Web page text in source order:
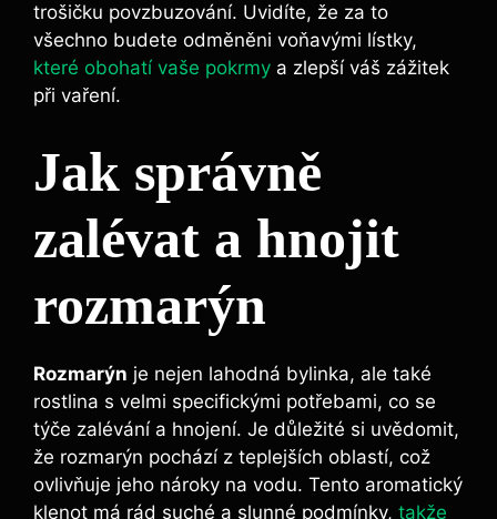
trošičku povzbuzování. Uvidíte, že‍ za to
všechno budete odměněni voňavými lístky,
které obohatí vaše pokrmy a zlepší váš zážitek
při vaření.
Jak⁢ správně⁤
zalévat ​a hnojit
rozmarýn
Rozmarýn je nejen lahodná bylinka, ale také
rostlina⁣ s velmi ‌specifickými potřebami, co se
‌týče zalévání a hnojení. Je důležité si​ uvědomit,
že rozmarýn pochází z teplejších oblastí, což
ovlivňuje jeho‍ nároky na vodu. Tento aromatický
klenot má rád ‍suché a slunné podmínky, takže